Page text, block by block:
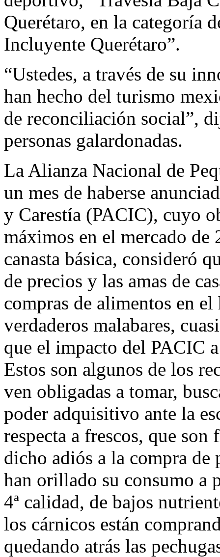
Querétaro, en la categoría
Incluyente Querétaro”.
“Ustedes, a través de su
han hecho del turismo
de reconciliación social”,
personas galardonadas.
La Alianza Nacional de
un mes de haberse
y Carestía (PACIC), cuyo
máximos en el mercado de
canasta básica, consideró
de precios y las amas de
compras de alimentos en
verdaderos malabares,
que el impacto del PACIC
Estos son algunos de los
ven obligadas a tomar,
poder adquisitivo ante la
respecta a frescos, que
dicho adiós a la compra
han orillado su consumo a
4ª calidad, de bajos
los cárnicos están
quedando atrás las